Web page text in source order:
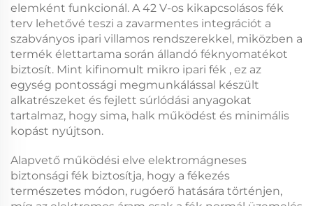
elemként funkcionál. A 42 V-os kikapcsolásos fék
terv lehetővé teszi a zavarmentes integrációt a
szabványos ipari villamos rendszerekkel, miközben a
termék élettartama során állandó féknyomatékot
biztosít. Mint kifinomult mikro ipari fék , ez az
egység pontossági megmunkálással készült
alkatrészeket és fejlett súrlódási anyagokat
tartalmaz, hogy sima, halk működést és minimális
kopást nyújtson.
Alapvető működési elve elektromágneses
biztonsági fék biztosítja, hogy a fékezés
természetes módon, rugóerő hatására történjen,